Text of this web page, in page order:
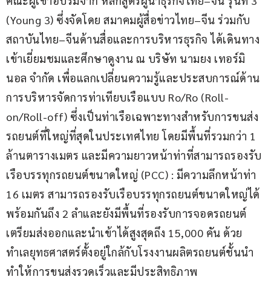
(Young 3) ซึ่งจัดโดย สมาคมผู้สื่อข่าวไทย–จีน ร่วมกับ
สถาบันไทย–จีนด้านสื่อและการบริหารธุรกิจ ได้เดินทาง
เข้าเยี่ยมชมและศึกษาดูงาน ณ บริษัท นามยง เทอร์มิ
นอล จำกัด เพื่อแลกเปลี่ยนความรู้และประสบการณ์ด้าน
การบริหารจัดการท่าเทียบเรือแบบ Ro/Ro (Roll-
on/Roll-off) ซึ่งเป็นท่าเรือเฉพาะทางสำหรับการขนส่ง
รถยนต์ที่ใหญ่ที่สุดในประเทศไทย โดยมีพื้นที่รวมกว่า 1
ล้านตารางเมตร และมีความยาวหน้าท่าที่สามารถรองรับ
เรือบรรทุกรถยนต์ขนาดใหญ่ (PCC) : มีความลึกหน้าท่า
16 เมตร สามารถรองรับเรือบรรทุกรถยนต์ขนาดใหญ่ได้
พร้อมกันถึง 2 ลำและยังมีพื้นที่รองรับการจอดรถยนต์
เตรียมส่งออกและนำเข้าได้สูงสุดถึง 15,000 คัน ด้วย
ทำเลยุทธศาสตร์ตั้งอยู่ใกล้กับโรงงานผลิตรถยนต์ชั้นนำ
ทำให้การขนส่งรวดเร็วและมีประสิทธิภาพ